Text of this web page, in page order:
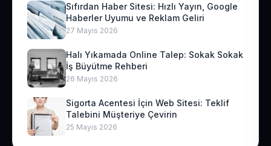
Sıfırdan Haber Sitesi: Hızlı Yayın, Google
Haberler Uyumu ve Reklam Geliri
27 Mayıs 2026
Halı Yıkamada Online Talep: Sokak Sokak
İş Büyütme Rehberi
26 Mayıs 2026
Sigorta Acentesi İçin Web Sitesi: Teklif
Talebini Müşteriye Çevirin
25 Mayıs 2026